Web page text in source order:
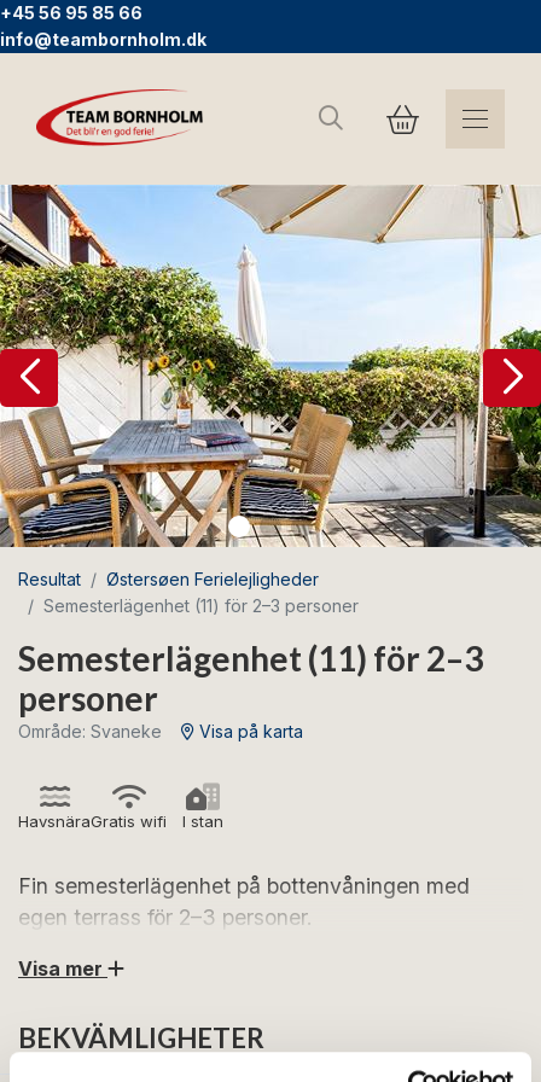
+45 56 95 85 66
info@teambornholm.dk
Sök
Resultat
Østersøen Ferielejligheder
Semesterlägenhet (11) för 2–3 personer
Semesterlägenhet (11) för 2–3
personer
Område: Svaneke Visa på karta
HavsnäraGratis wifi I stan
Fin semesterlägenhet på bottenvåningen med
egen terrass för 2–3 personer.
Se fram emot avkopplande semesterdagar i fina
Lägenheten ligger på bottenvåningen och är inredd
Visa mer
BEKVÄMLIGHETER